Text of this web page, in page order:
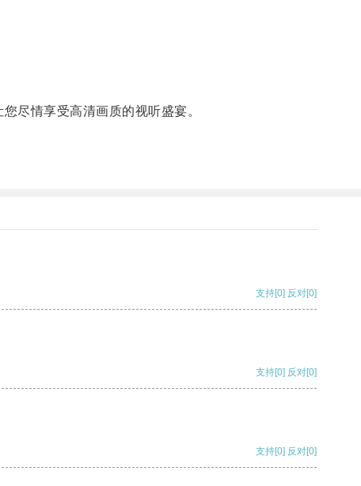
尽情享受高清画质的视听盛宴。
支持[0] 反对[0]
支持[0] 反对[0]
支持[0] 反对[0]